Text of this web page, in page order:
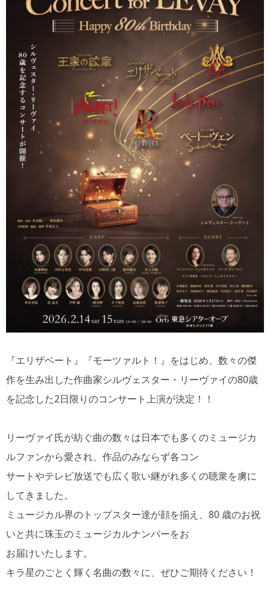
『エリザベート』『モーツァルト！』をはじめ、数々の傑
作を生み出した作曲家シルヴェスター・リーヴァイの80歳
を記念した2日限りのコンサート上演が決定！！
リーヴァイ氏が紡ぐ曲の数々は日本でも多くのミュージカ
ルファンから愛され、作品のみならず各コン
サートやテレビ放送でも広く歌い継がれ多くの聴衆を虜に
してきました。
ミュージカル界のトップスター達が顔を揃え、80 歳のお祝
いと共に珠玉のミュージカルナンバーをお
お届けいたします。
キラ星のごとく輝く名曲の数々に、ぜひご期待ください！